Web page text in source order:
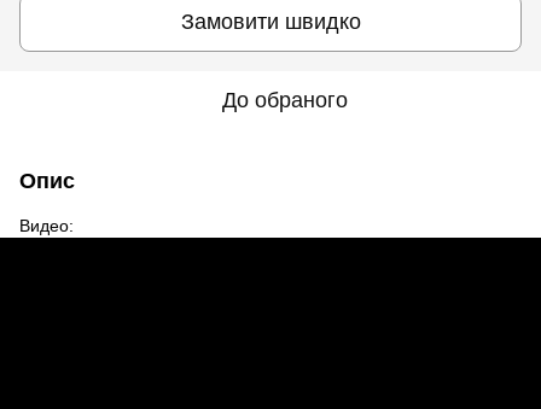
Замовити швидко
До обраного
Опис
Видео: